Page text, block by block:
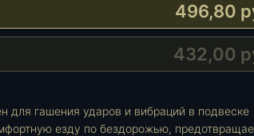
496,80
432,00
для гашения ударов и вибраций в подвеске
езду по бездорожью,